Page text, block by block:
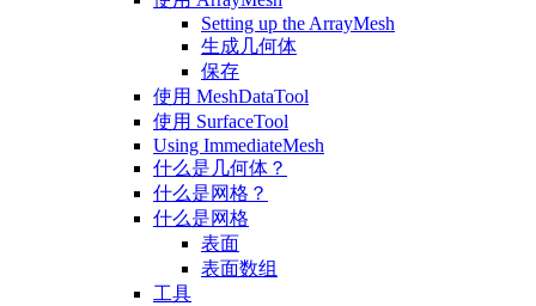
Setting up the ArrayMesh
生成几何体
保存
使用 MeshDataTool
使用 SurfaceTool
Using ImmediateMesh
什么是几何体？
什么是网格？
什么是网格
表面
表面数组
工具